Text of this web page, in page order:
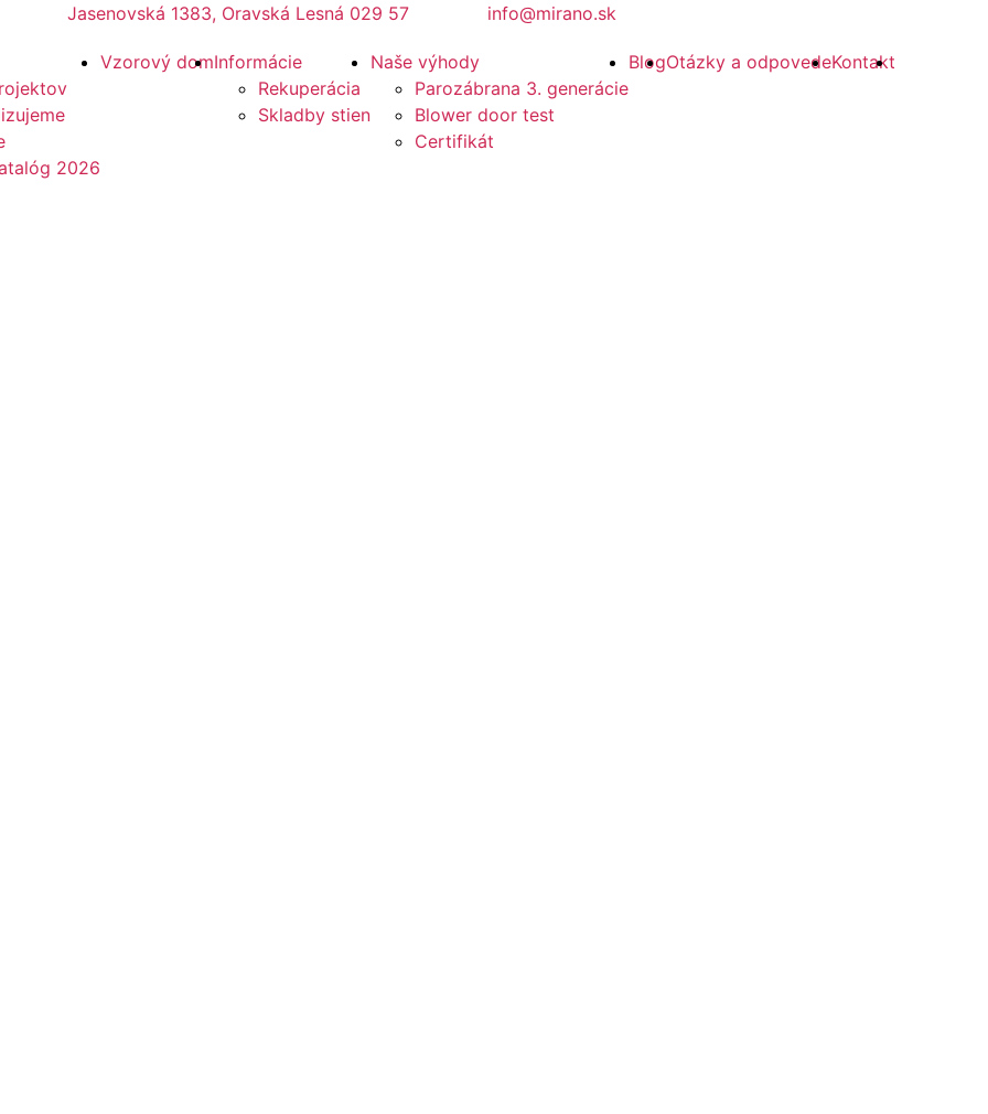
Jasenovská 1383, Oravská Lesná 029 57 info@mirano.sk
2026
Vzorový domInformácie
Rekuperácia
Skladby stien
Naše výhody
Parozábrana 3. generácie
Blower door test
Certifikát
BlogOtázky a odpovedeKontakt